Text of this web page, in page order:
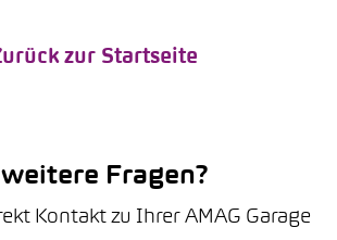
zur Startseite
Fragen?
Kontakt zu Ihrer AMAG Garage